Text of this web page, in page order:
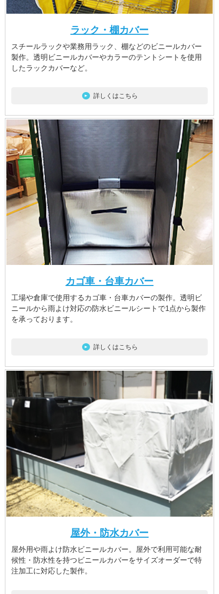
ラック・棚カバー
スチールラックや業務用ラック、棚などのビニールカバー
製作。透明ビニールカバーやカラーのテントシートを使用
したラックカバーなど。
詳しくはこちら
カゴ車・台車カバー
工場や倉庫で使用するカゴ車・台車カバーの製作。透明ビ
ニールから雨よけ対応の防水ビニールシートで1点から製作
を承っております。
詳しくはこちら
屋外・防水カバー
屋外用や雨よけ防水ビニールカバー。屋外で利用可能な耐
候性・防水性を持つビニールカバーをサイズオーダーで特
注加工に対応した製作。